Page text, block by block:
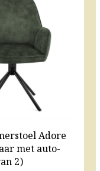
Adore
met auto-
2)